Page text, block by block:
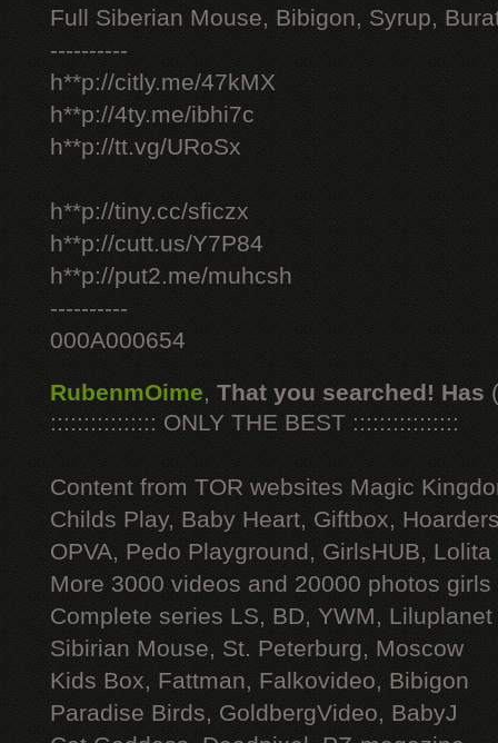
Full Siberian Mouse, Bibigon, Syrup,
----------
h**p://citly.me/47kMX
h**p://4ty.me/ibhi7c
h**p://tt.vg/URoSx
h**p://tiny.cc/sficzx
h**p://cutt.us/Y7P84
h**p://put2.me/muhcsh
----------
000A000654
RubenmOime, That you searched! Has
:::::::::::::::: ONLY THE BEST ::::::::::::::::
Content from TOR websites Magic
Childs Play, Baby Heart, Giftbox,
OPVA, Pedo Playground, GirlsHUB, Lolita
More 3000 videos and 20000 photos
Complete series LS, BD, YWM, Liluplanet
Sibirian Mouse, St. Peterburg, Moscow
Kids Box, Fattman, Falkovideo, Bibigon
Paradise Birds, GoldbergVideo, BabyJ